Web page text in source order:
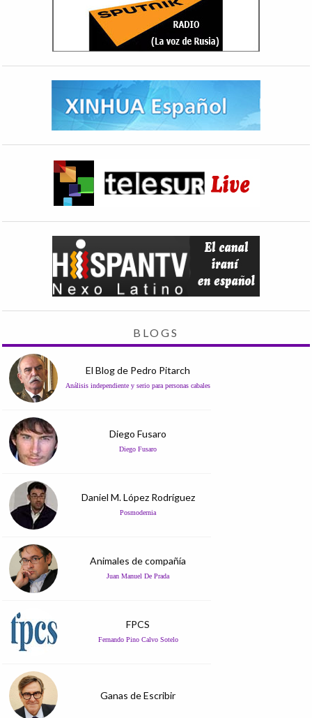
BLOGS
El Blog de Pedro Pitarch
Análisis independiente y serio para personas cabales
Diego Fusaro
Diego Fusaro
Daniel M. López Rodríguez
Posmodernia
Animales de compañía
Juan Manuel De Prada
FPCS
Fernando Pino Calvo Sotelo
Ganas de Escribir